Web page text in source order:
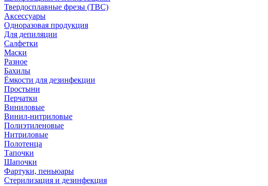
Твердосплавные фрезы (ТВС)
Аксессуары
Одноразовая продукция
Для депиляции
Салфетки
Маски
Разное
Бахилы
Ёмкости для дезинфекции
Простыни
Перчатки
Виниловые
Винил-нитриловые
Полиэтиленовые
Нитриловые
Полотенца
Тапочки
Шапочки
Фартуки, пеньюары
Стерилизация и дезинфекция